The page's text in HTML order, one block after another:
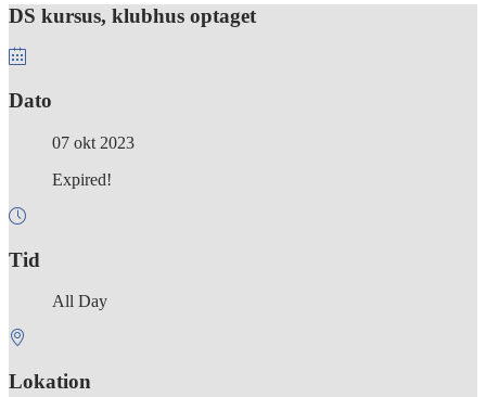
DS kursus, klubhus optaget
Dato
07 okt 2023
Expired!
Tid
All Day
Lokation